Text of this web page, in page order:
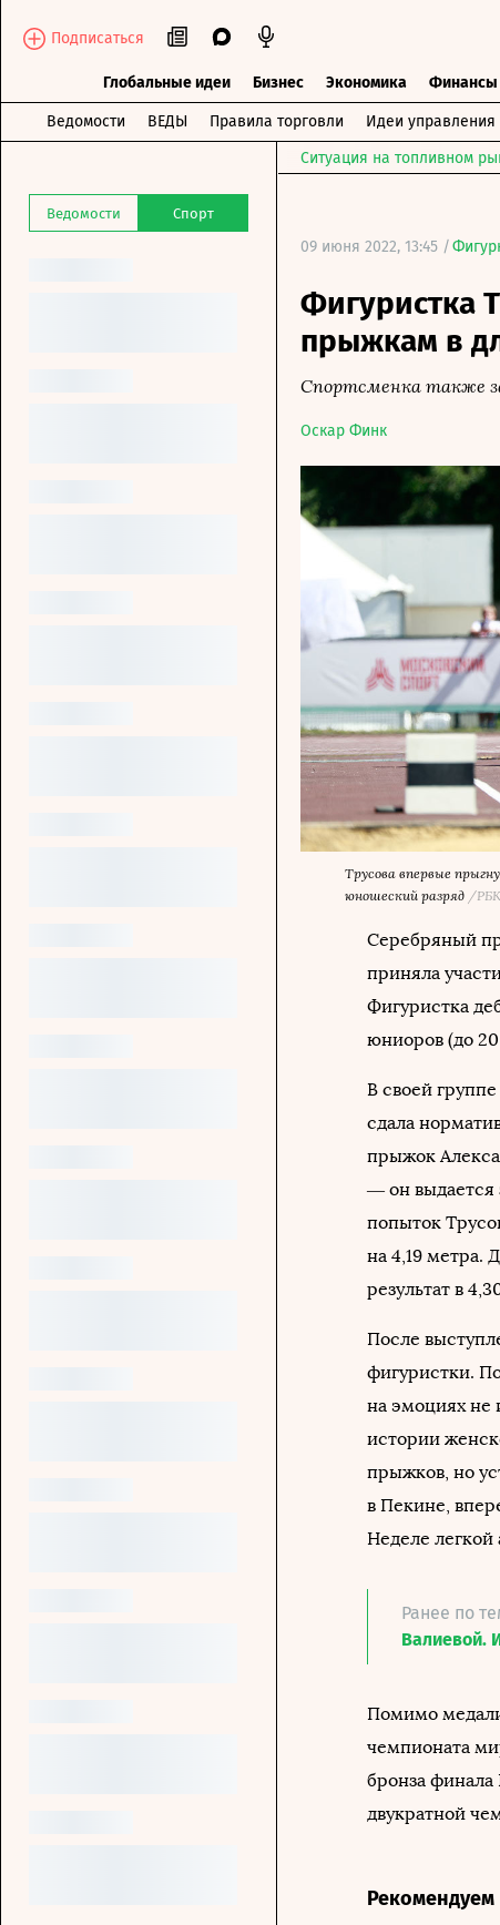
Подписаться
Глобальные идеи Бизнес Экономика Финансы
Ведомости ВЕДЫ Правила торговли Идеи управления
Ведомости Спорт
Ситуация на топливном
09 июня 2022, 13:45 /
Фигуристка
прыжкам в
Спортсменка также
Оскар Финк
Трусова впервые
юношеский разряд /
Серебряный
приняла
Фигуристка
юниоров (до 20
В своей
сдала
прыжок
— он выдается
попыток
на 4,19 метра.
результат в
После
фигуристки.
на эмоциях не
истории
прыжков, но
в Пекине,
Неделе легкой
Ранее по
Валиевой.
Помимо
чемпионата
бронза финала
двукратной
Рекомендуем